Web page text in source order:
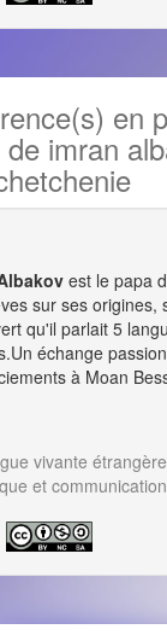
en
imran
est le papa
sur ses origines,
qu'il parlait 5
échange
à Moan
vivante étrangère
et communication